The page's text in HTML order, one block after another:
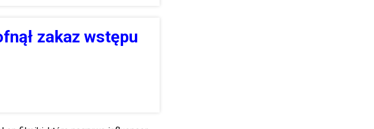
zakaz wstępu